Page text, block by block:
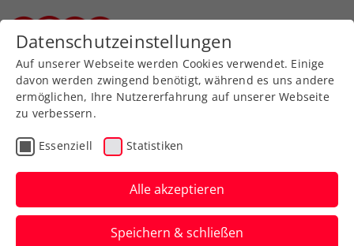
Zurück zur Newsübersicht
Turniere
French Open: Ofner dreht
kurioses Auftaktspiel
nach 0:2-Satzrückstand
Datenschutzeinstellungen
Auf unserer Webseite werden Cookies verwendet. Einige
davon werden zwingend benötigt, während es uns andere
ermöglichen, Ihre Nutzererfahrung auf unserer Webseite
zu verbessern.
Essenziell Statistiken
Alle akzeptieren
Speichern & schließen